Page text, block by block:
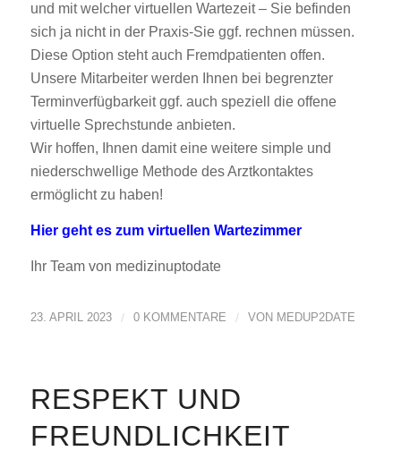
und mit welcher virtuellen Wartezeit – Sie befinden
sich ja nicht in der Praxis-Sie ggf. rechnen müssen.
Diese Option steht auch Fremdpatienten offen.
Unsere Mitarbeiter werden Ihnen bei begrenzter
Terminverfügbarkeit ggf. auch speziell die offene
virtuelle Sprechstunde anbieten.
Wir hoffen, Ihnen damit eine weitere simple und
niederschwellige Methode des Arztkontaktes
ermöglicht zu haben!
Hier geht es zum virtuellen Wartezimmer
Ihr Team von medizinuptodate
23. APRIL 2023 / 0 KOMMENTARE / VON MEDUP2DATE
RESPEKT UND
FREUNDLICHKEIT